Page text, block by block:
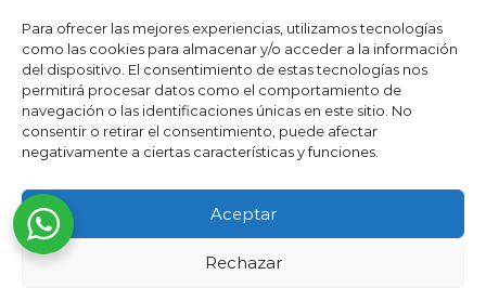
Para ofrecer las mejores experiencias, utilizamos tecnologías
como las cookies para almacenar y/o acceder a la información
del dispositivo. El consentimiento de estas tecnologías nos
permitirá procesar datos como el comportamiento de
navegación o las identificaciones únicas en este sitio. No
consentir o retirar el consentimiento, puede afectar
negativamente a ciertas características y funciones.
Aceptar
Rechazar
MAS DE 50 RESEÑAS
★★★★★
La verdad es que fue una compra muy económica, la
día. ¡Estoy muy satisfecha con la atención al cliente y el
servicio!
Desarrollado por